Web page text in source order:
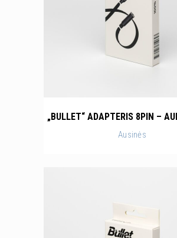
„BULLET“ ADAPTERIS 8PIN –
Ausinės